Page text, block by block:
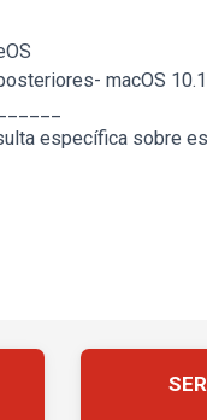
macOS
específica sobre